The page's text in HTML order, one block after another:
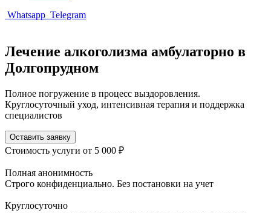
Whatsapp Telegram
Лечение алкоголизма амбулаторно в
Долгопрудном
Полное погружение в процесс выздоровления.
Круглосуточный уход, интенсивная терапия и поддержка
специалистов
Оставить заявку
Стоимость услуги от 5 000 ₽
Полная анонимность
Строго конфиденциально. Без постановки на учет
Круглосуточно